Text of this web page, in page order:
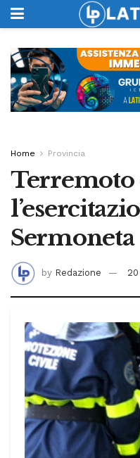
Home Provincia
Terremoto
Sermoneta
by Redazione 20